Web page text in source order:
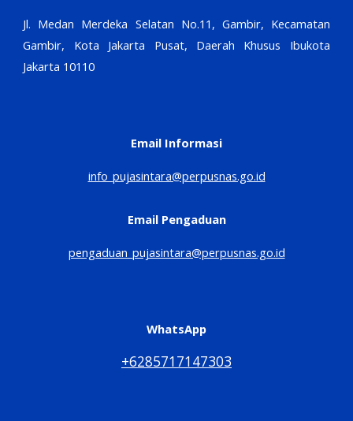
Jl. Medan Merdeka Selatan No.11, Gambir, Kecamatan
Gambir, Kota Jakarta Pusat, Daerah Khusus Ibukota
Jakarta 10110
Email Informasi
info_pujasintara@perpusnas.go.id
Email Pengaduan
pengaduan_pujasintara@perpusnas.go.id
WhatsApp
+6285717147303